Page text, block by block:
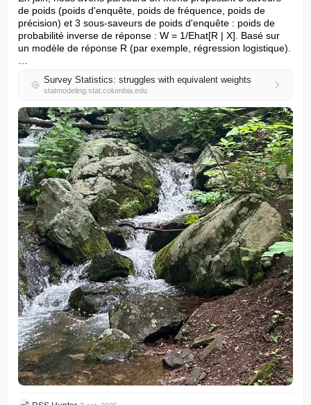
de poids (poids d'enquête, poids de fréquence, poids de
précision) et 3 sous-saveurs de poids d'enquête : poids de
probabilité inverse de réponse : W = 1/Ehat[R | X]. Basé sur
un modèle de réponse R (par exemple, régression logistique).
Survey Statistics: struggles with equivalent weights
statmodeling.stat.columbia.edu